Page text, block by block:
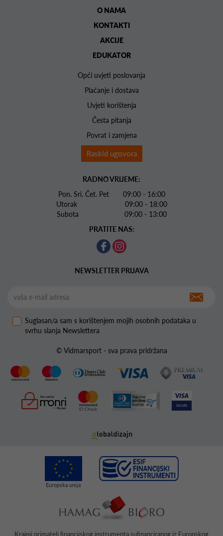
O NAMA
KONTAKTI
AKCIJE
EDUKATOR
Opći uvjeti poslovanja
Plaćanje i dostava
Uvjeti korištenja
Česta pitanja
Povrat i zamjena
Raskid ugovora
RADNO VRIJEME:
Pon. Sri. Čet. Pet 09:00 - 16:00
Utorak 09:00 - 18:00
Subota 09:00 - 13:00
PRATITE NAS:
NEWSLETTER PRIJAVA
Suglasan/a sam s korištenjem mojih osobnih podataka u
svrhu slanja Newslettera
© Vidmarsport - sva prava pridržana
Krajnji primatelj ﬁnancijskog instrumenta suﬁnanciranog iz Europskog